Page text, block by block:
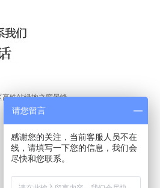
高铁站绿地之窗景峰
请您留言
感谢您的关注，当前客服人员不在
线，请填写一下您的信息，我们会
尽快和您联系。